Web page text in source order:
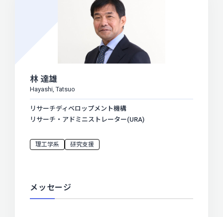
林 達雄
Hayashi, Tatsuo
リサーチディベロップメント機構
リサーチ・アドミニストレーター(URA)
理工学系 研究支援
メッセージ